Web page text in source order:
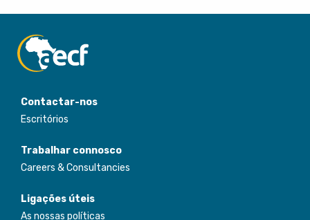
Contactar-nos
Escritórios
Trabalhar connosco
Careers & Consultancies
Ligações úteis
As nossas políticas